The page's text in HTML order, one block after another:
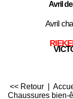
Avril
Avril
<< Retour
Chaussures bien-